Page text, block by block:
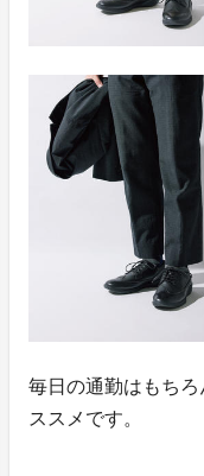
毎日の通勤はもち
ススメです。